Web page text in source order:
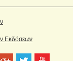
Εκδόσεων